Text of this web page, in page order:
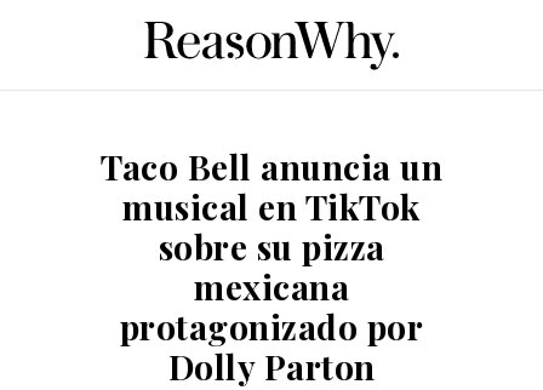
Taco Bell anuncia un
musical en TikTok
sobre su pizza
mexicana
protagonizado por
Dolly Parton